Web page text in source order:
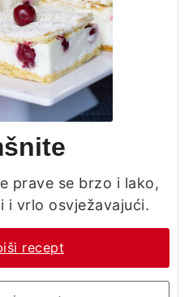
prave se brzo i lako,
i vrlo osvježavajući.
recept